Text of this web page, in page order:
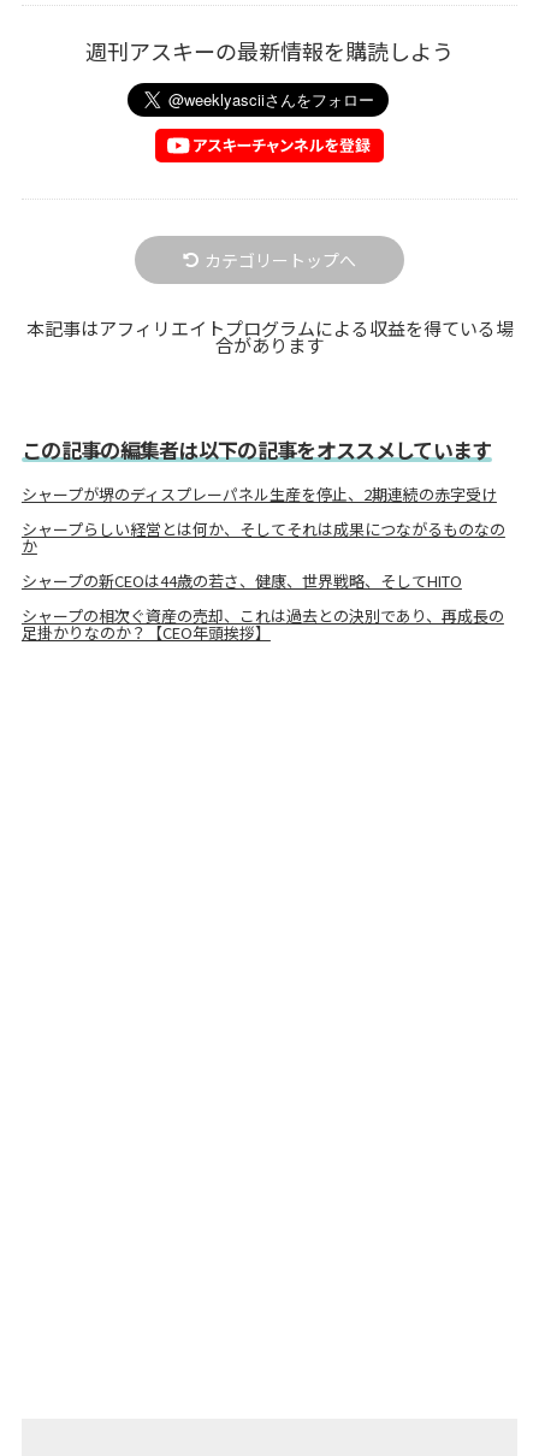
週刊アスキーの最新情報を購読しよう
カテゴリートップへ
本記事はアフィリエイトプログラムによる収益を得ている場
合があります
この記事の編集者は以下の記事をオススメしています
シャープが堺のディスプレーパネル生産を停止、2期連続の赤字受け
シャープらしい経営とは何か、そしてそれは成果につながるものなの
か
シャープの新CEOは44歳の若さ、健康、世界戦略、そしてHITO
シャープの相次ぐ資産の売却、これは過去との決別であり、再成長の
足掛かりなのか？【CEO年頭挨拶】